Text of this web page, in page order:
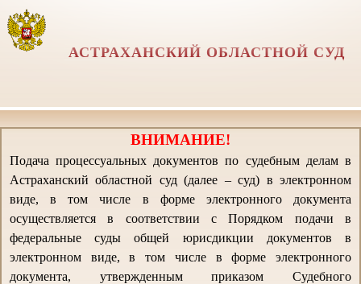
АСТРАХАНСКИЙ ОБЛАСТНОЙ СУД
ВНИМАНИЕ!
Подача процессуальных документов по судебным делам в
Астраханский областной суд (далее – суд) в электронном
виде, в том числе в форме электронного документа
осуществляется в соответствии с Порядком подачи в
федеральные суды общей юрисдикции документов в
электронном виде, в том числе в форме электронного
документа, утвержденным приказом Судебного